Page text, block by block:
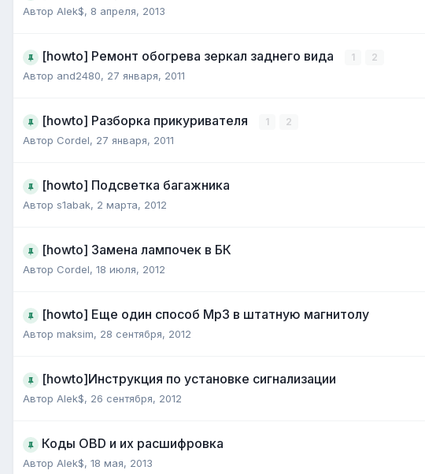
Автор Alek$, 8 апреля, 2013
[howto] Ремонт обогрева зеркал заднего вида 1 2
Автор and2480, 27 января, 2011
[howto] Разборка прикуривателя 1 2
Автор Cordel, 27 января, 2011
[howto] Подсветка багажника
Автор s1abak, 2 марта, 2012
[howto] Замена лампочек в БК
Автор Cordel, 18 июля, 2012
[howto] Еще один способ Mp3 в штатную магнитолу
Автор maksim, 28 сентября, 2012
[howto]Инструкция по установке сигнализации
Автор Alek$, 26 сентября, 2012
Коды OBD и их расшифровка
Автор Alek$, 18 мая, 2013